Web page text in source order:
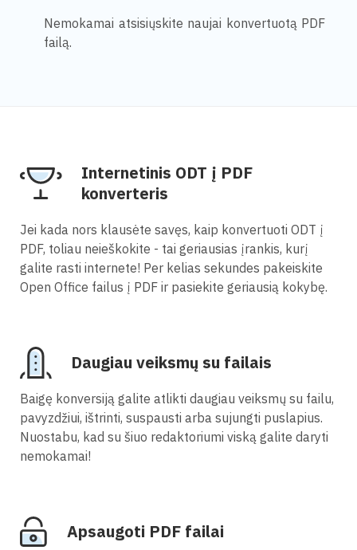
Nemokamai atsisiųskite naujai konvertuotą PDF
failą.
Internetinis ODT į PDF
konverteris
Jei kada nors klausėte savęs, kaip konvertuoti ODT į
PDF, toliau neieškokite - tai geriausias įrankis, kurį
galite rasti internete! Per kelias sekundes pakeiskite
Open Office failus į PDF ir pasiekite geriausią kokybę.
Daugiau veiksmų su failais
Baigę konversiją galite atlikti daugiau veiksmų su failu,
pavyzdžiui, ištrinti, suspausti arba sujungti puslapius.
Nuostabu, kad su šiuo redaktoriumi viską galite daryti
nemokamai!
Apsaugoti PDF failai